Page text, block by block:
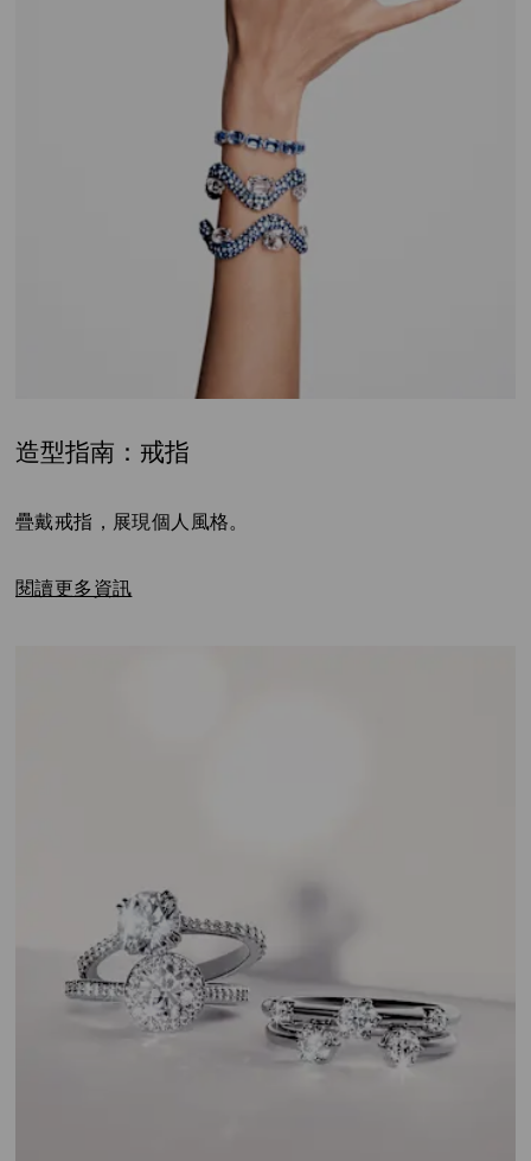
造型指南：戒指
疊戴戒指，展現個人風格。
閱讀更多資訊